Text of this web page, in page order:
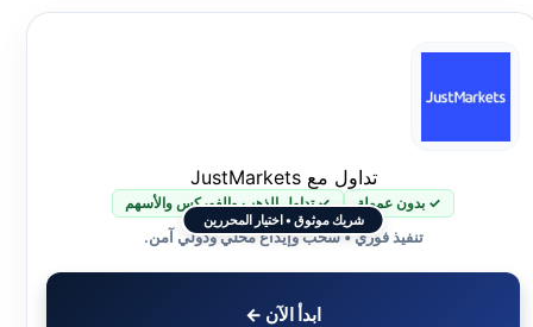
شريك موثوق • اختيار المحررين
تداول مع JustMarkets
✓ بدون عمولة ✓ تداول الذهب والفوركس والأسهم
تنفيذ فوري • سحب وإيداع محلي ودولي آمن.
ابدأ الآن ←